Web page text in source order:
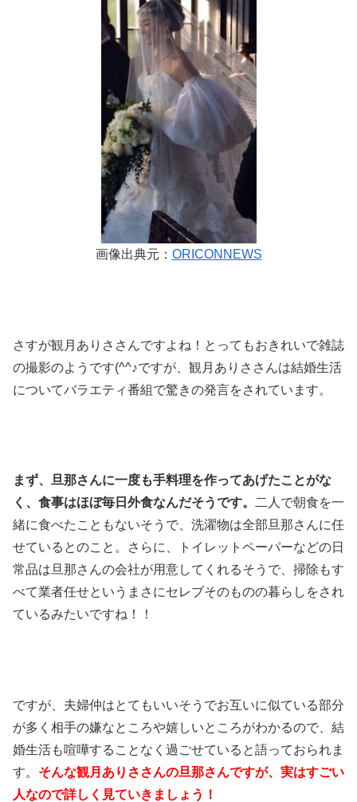
画像出典元： ORICONNEWS
さすが観月ありささんですよね！とってもおきれいで雑誌
の撮影のようです(^^♪ですが、観月ありささんは結婚生活
についてバラエティ番組で驚きの発言をされています。
まず、旦那さんに一度も手料理を作ってあげたことがな
く、食事はほぼ毎日外食なんだそうです。
二人で朝食を一
緒に食べたこともないそうで、洗濯物は全部旦那さんに任
せているとのこと。さらに、トイレットペーパーなどの日
常品は旦那さんの会社が用意してくれるそうで、掃除もす
べて業者任せというまさにセレブそのものの暮らしをされ
ているみたいですね！！
ですが、夫婦仲はとてもいいそうでお互いに似ている部分
が多く相手の嫌なところや嬉しいところがわかるので、結
婚生活も喧嘩することなく過ごせていると語っておられま
す。 そんな観月ありささんの旦那さんですが、実はすごい
人なので詳しく見ていきましょう！